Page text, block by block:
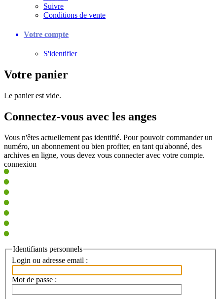
Suivre
Conditions de vente
Votre compte
S'identifier
Votre panier
Le panier est vide.
Connectez-vous avec les anges
Vous n'êtes actuellement pas identifié. Pour pouvoir commander un
numéro, un abonnement ou bien profiter, en tant qu'abonné, des
archives en ligne, vous devez vous connecter avec votre compte.
connexion
Identifiants personnels
Login ou adresse email :
Mot de passe :